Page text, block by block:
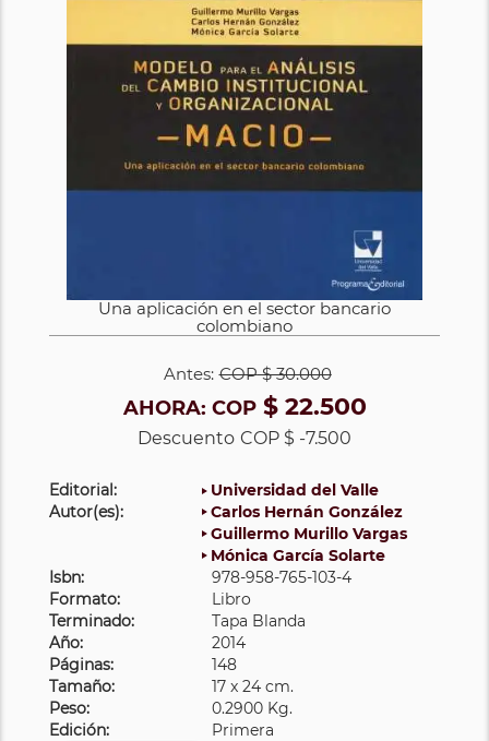
Una aplicación en el sector bancario
colombiano
Antes: COP$ 30.000
AHORA: COP$ 22.500
Descuento COP $ -7.500
Editorial:
Universidad del Valle
Autor(es):
Carlos Hernán González
Guillermo Murillo Vargas
Mónica García Solarte
Isbn:
978-958-765-103-4
Formato:
Libro
Terminado:
Tapa Blanda
Año:
2014
Páginas:
148
Tamaño:
17 x 24 cm.
Peso:
0.2900 Kg.
Edición:
Primera